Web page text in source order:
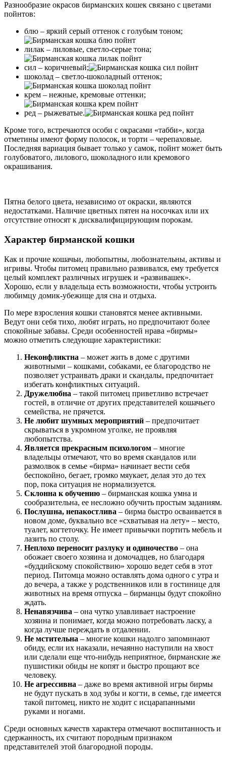
Разнообразие окрасов бирманских кошек связано с цветами
пойнтов:
блю – яркий серый оттенок с голубым тоном;
лилак – лиловые, светло-серые тона;
сил – коричневый;
шоколад – светло-шоколадный оттенок;
крем – нежные, кремовые оттенки;
ред – рыжеватые.
Кроме того, встречаются особи с окрасами «табби», когда
отметины имеют форму полосок, и торти – черепаховые.
Последняя вариация бывает только у самок, пойнт может быть
голубоватого, лилового, шоколадного или кремового
окрашивания.
Пятна белого цвета, независимо от окраски, являются
недостатками. Наличие цветных пятен на носочках или их
отсутствие относят к дисквалифицирующим порокам.
Характер бирманской кошки
Как и прочие кошачьи, любопытны, любознательны, активы и
игривы. Чтобы питомец правильно развивался, ему требуется
целый комплект различных игрушек и «развивашек».
Хорошо, если у владельца есть возможности, чтобы устроить
любимцу домик-убежище для сна и отдыха.
По мере взросления кошки становятся менее активными.
Ведут они себя тихо, любят играть, но предпочитают более
спокойные забавы. Среди особенностей нрава «бирмы»
можно отметить следующие характеристики:
Неконфликтна – может жить в доме с другими
животными – кошками, собаками, ее благородство не
позволяет устраивать драки и скандалы, предпочитает
избегать конфликтных ситуаций.
Дружелюбна – такой питомец приветливо встречает
гостей, в отличие от других представителей кошачьего
семейства, не прячется.
Не любит шумных мероприятий – предпочитает
скрываться в укромном уголке, не проявляя
любопытства.
Является прекрасным психологом – многие
владельцы отмечают, что во время скандалов или
размолвок в семье «бирма» начинает вести себя
беспокойно, бегает, громко мяукает, делая это до тех
пор, пока ситуация не нормализуется.
Склонна к обучению – бирманская кошка умна и
сообразительна, ее несложно обучить простым заданиям.
Послушна, непакостлива – бирма быстро осваивается в
новом доме, буквально все «схватывая на лету» – место,
туалет, когтеточку. Не имеет привычки портить мебель и
лазить по столу.
Неплохо переносит разлуку и одиночество – она
обожает своего хозяина и домочадцев, но благодаря
«буддийскому спокойствию» хорошо ведет себя в этот
период. Питомца можно оставлять дома одного с утра и
до вечера, а также у родственников или в гостинице для
животных на время отпуска – бирманцы будут спокойно
ждать.
Ненавязчива – она чутко улавливает настроение
хозяина и понимает, когда можно потребовать ласку, а
когда лучше переждать в отдалении.
Не мстительна – многие кошки надолго запоминают
обиду, если их наказали, нечаянно наступили на хвост
или сделали еще что-нибудь неприятное, бирманские же
пушистики обиды не копят и быстро прощают все
человеку.
Не агрессивна – даже во время активной игры бирмы
не будут пускать в ход зубы и когти, в семье, где имеется
такой питомец, никто не ходит с исцарапанными
руками и ногами.
Среди основных качеств характера отмечают воспитанность и
сдержанность, их считают породным признаком
представителей этой благородной породы.